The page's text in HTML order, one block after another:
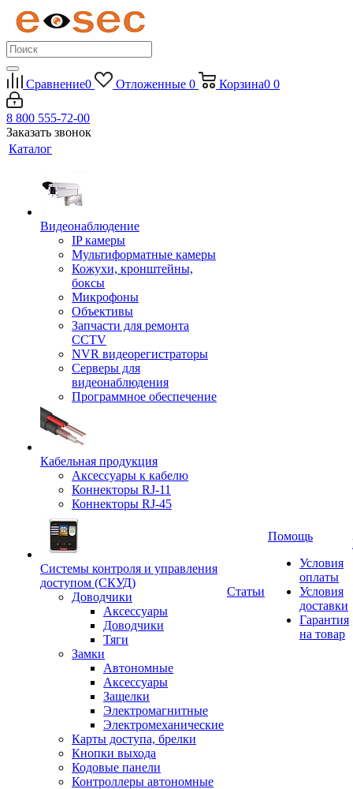
Сравнение0 Отложенные 0 Корзина0 0
8 800 555-72-00
Заказать звонок
Каталог
Видеонаблюдение
IP камеры
Мультиформатные камеры
Кожухи, кронштейны,
боксы
Микрофоны
Объективы
Запчасти для ремонта
CCTV
NVR видеорегистраторы
Серверы для
видеонаблюдения
Программное обеспечение
Кабельная продукция
Аксессуары к кабелю
Коннекторы RJ-11
Коннекторы RJ-45
Системы контроля и управления
доступом (СКУД)
Доводчики
Аксессуары
Доводчики
Тяги
Замки
Автономные
Аксессуары
Защелки
Электромагнитные
Электромеханические
Карты доступа, брелки
Кнопки выхода
Кодовые панели
Контроллеры автономные
Статьи
Помощь
Условия
оплаты
Условия
доставки
Гарантия
на товар